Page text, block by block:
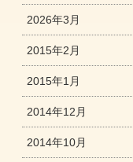
2026年3月
2015年2月
2015年1月
2014年12月
2014年10月